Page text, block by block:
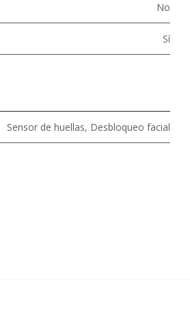
No
Sí
Sensor de huellas, Desbloqueo facial